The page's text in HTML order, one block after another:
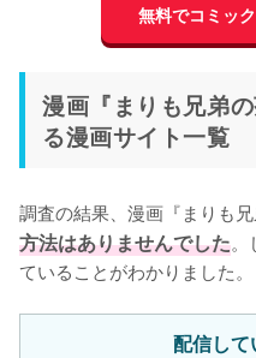
無料でコミッ
漫画『まりも兄弟
る漫画サイト一覧
調査の結果、漫画『まりも
方法はありませんでした。
ていることがわかりました。
配信して